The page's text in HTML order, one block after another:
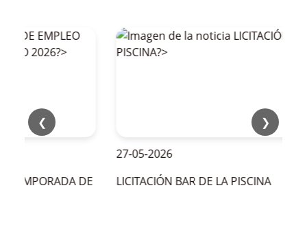
❮ ❯
DE
27-05-2026
LICITACIÓN BAR DE LA PISCINA